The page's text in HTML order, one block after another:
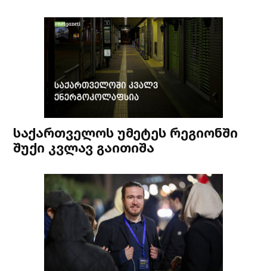
საქართველოს უმეტეს რეგიონში
შუქი კვლავ გაითიშა